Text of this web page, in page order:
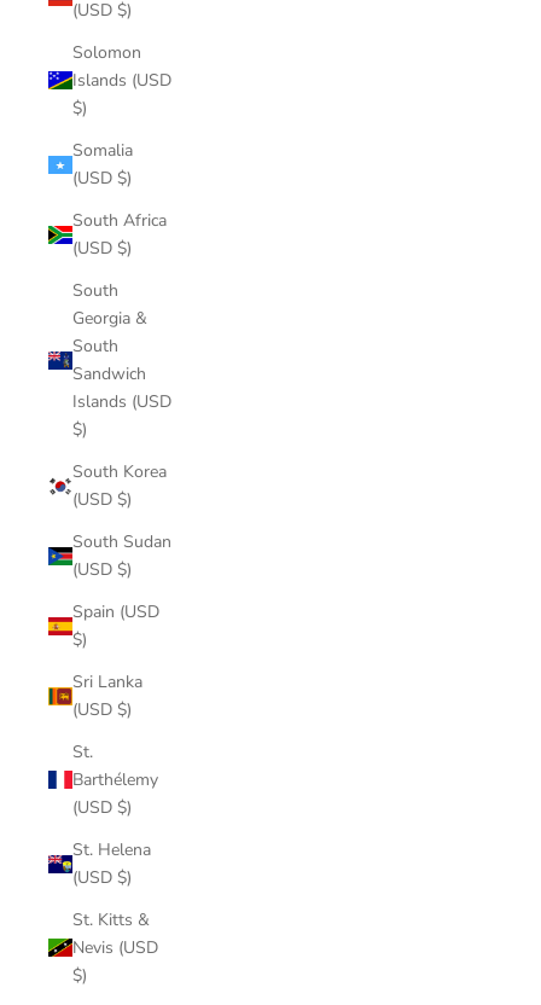
(USD $)
Solomon
Islands (USD
$)
Somalia
(USD $)
South Africa
(USD $)
South
Georgia &
South
Sandwich
Islands (USD
$)
South Korea
(USD $)
South Sudan
(USD $)
Spain (USD
$)
Sri Lanka
(USD $)
St.
Barthélemy
(USD $)
St. Helena
(USD $)
St. Kitts &
Nevis (USD
$)